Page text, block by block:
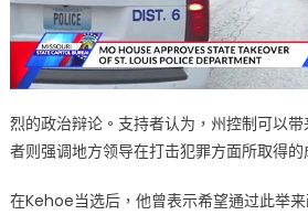
烈的政治辩论。支持者认为，州控制可以
者则强调地方领导在打击犯罪方面所取得的
在Kehoe当选后，他曾表示希望通过此举